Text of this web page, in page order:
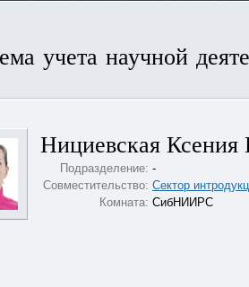
учета научной
Нициевская Ксения
Подразделение: -
Совместительство: Сектор
Комната: СибНИИРС